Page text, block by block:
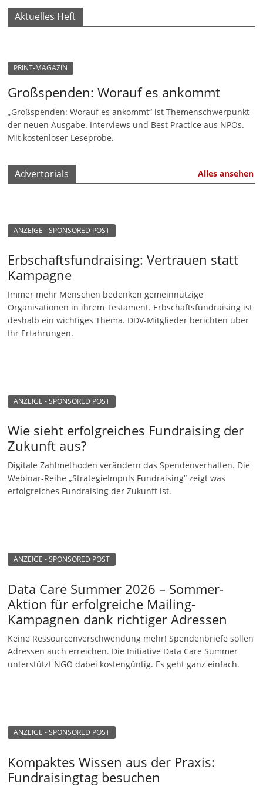
e
n
V
e
r
e
i
n
i
t
u
n
g
e
n
Aktuelles Heft
PRINT-MAGAZIN
Großspenden: Worauf es ankommt
„Großspenden: Worauf es ankommt“ ist Themenschwerpunkt
der neuen Ausgabe. Interviews und Best Practice aus NPOs.
Mit kostenloser Leseprobe.
Advertorials Alles ansehen
ANZEIGE - SPONSORED POST
Erbschaftsfundraising: Vertrauen statt
Kampagne
Immer mehr Menschen bedenken gemeinnützige
Organisationen in ihrem Testament. Erbschaftsfundraising ist
deshalb ein wichtiges Thema. DDV-Mitglieder berichten über
Ihr Erfahrungen.
ANZEIGE - SPONSORED POST
Wie sieht erfolgreiches Fundraising der
Zukunft aus?
Digitale Zahlmethoden verändern das Spendenverhalten. Die
Webinar-Reihe „StrategieImpuls Fundraising“ zeigt was
erfolgreiches Fundraising der Zukunft ist.
ANZEIGE - SPONSORED POST
Data Care Summer 2026 – Sommer-
Aktion für erfolgreiche Mailing-
Kampagnen dank richtiger Adressen
Keine Ressourcenverschwendung mehr! Spendenbriefe sollen
Adressen auch erreichen. Die Initiative Data Care Summer
unterstützt NGO dabei kostengüntig. Es geht ganz einfach.
ANZEIGE - SPONSORED POST
Kompaktes Wissen aus der Praxis:
Fundraisingtag besuchen